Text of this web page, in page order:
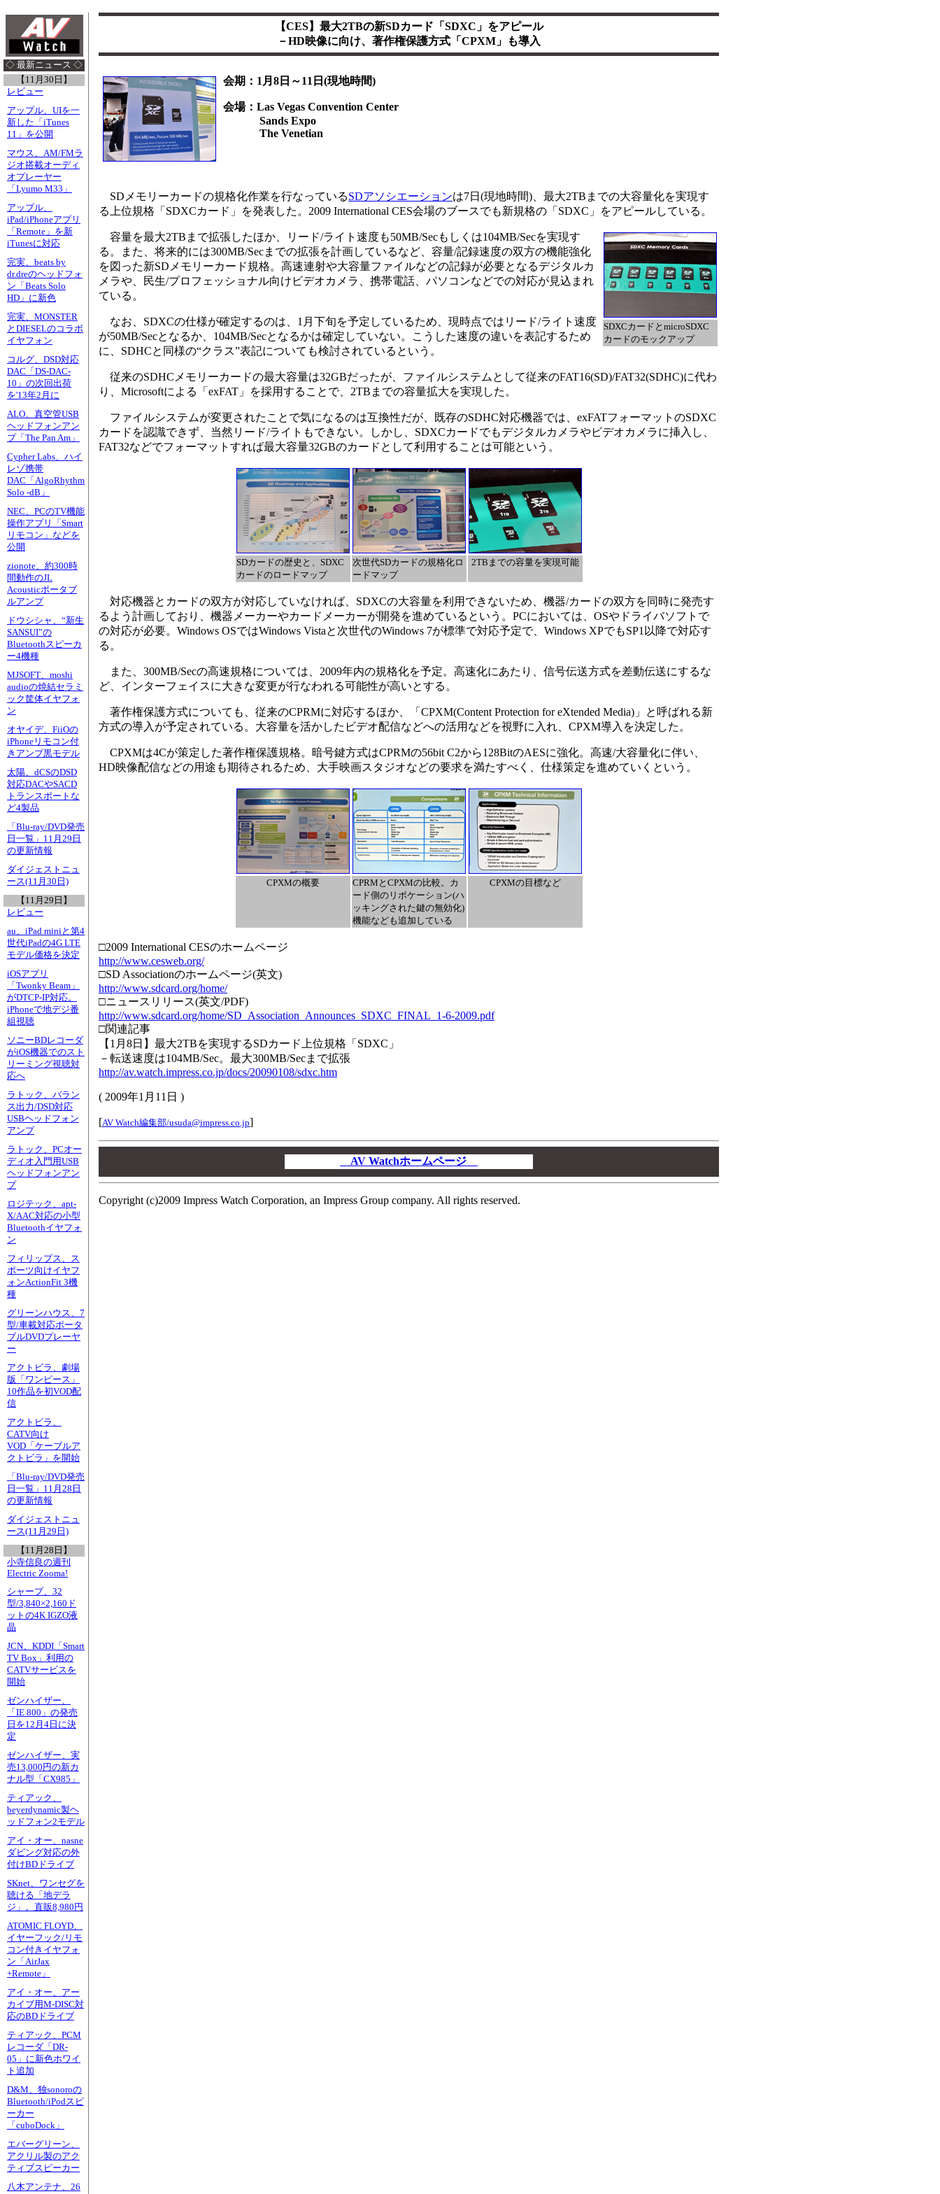
◇ 最新ニュース ◇
【11月30日】
レビュー
アップル、UIを一
新した「iTunes
11」を公開
マウス、AM/FMラ
ジオ搭載オーディ
オプレーヤー
「Lyumo M33」
アップル、
iPad/iPhoneアプリ
「Remote」を新
iTunesに対応
完実、beats by
dr.dreのヘッドフォ
ン「Beats Solo
HD」に新色
完実、MONSTER
とDIESELのコラボ
イヤフォン
コルグ、DSD対応
DAC「DS-DAC-
10」の次回出荷
を'13年2月に
ALO、真空管USB
ヘッドフォンアン
プ「The Pan Am」
Cypher Labs、ハイ
レゾ携帯
DAC「AlgoRhythm
Solo -dB」
NEC、PCのTV機能
操作アプリ「Smart
リモコン」などを
公開
zionote、約300時
間動作のJL
Acousticポータブ
ルアンプ
ドウシシャ、“新生
SANSUI”の
Bluetoothスピーカ
ー4機種
MJSOFT、moshi
audioの焼結セラミ
ック筐体イヤフォ
ン
オヤイデ、FiiOの
iPhoneリモコン付
きアンプ黒モデル
太陽、dCSのDSD
対応DACやSACD
トランスポートな
ど4製品
「Blu-ray/DVD発売
日一覧」11月29日
の更新情報
ダイジェストニュ
ース(11月30日)
【11月29日】
レビュー
au、iPad miniと第4
世代iPadの4G LTE
モデル価格を決定
iOSアプリ
「Twonky Beam」
がDTCP-IP対応。
iPhoneで地デジ番
組視聴
ソニーBDレコーダ
がiOS機器でのスト
リーミング視聴対
応へ
ラトック、バラン
ス出力/DSD対応
USBヘッドフォン
アンプ
ラトック、PCオー
ディオ入門用USB
ヘッドフォンアン
プ
ロジテック、apt-
X/AAC対応の小型
Bluetoothイヤフォ
ン
フィリップス、ス
ポーツ向けイヤフ
ォンActionFit 3機
種
グリーンハウス、7
型/車載対応ポータ
ブルDVDプレーヤ
ー
アクトビラ、劇場
版「ワンピース」
10作品を初VOD配
信
アクトビラ、
CATV向け
VOD「ケーブルア
クトビラ」を開始
「Blu-ray/DVD発売
日一覧」11月28日
の更新情報
ダイジェストニュ
ース(11月29日)
【11月28日】
小寺信良の週刊
Electric Zooma!
シャープ、32
型/3,840×2,160ド
ットの4K IGZO液
晶
JCN、KDDI「Smart
TV Box」利用の
CATVサービスを
開始
ゼンハイザー、
「IE 800」の発売
日を12月4日に決
定
ゼンハイザー、実
売13,000円の新カ
ナル型「CX985」
ティアック、
beyerdynamic製ヘ
ッドフォン2モデル
アイ・オー、nasne
ダビング対応の外
付けBDドライブ
SKnet、ワンセグを
聴ける「地デラ
ジ」。直販8,980円
ATOMIC FLOYD、
イヤーフック/リモ
コン付きイヤフォ
ン「AirJax
+Remote」
アイ・オー、アー
カイブ用M-DISC対
応のBDドライブ
ティアック、PCM
レコーダ「DR-
05」に新色ホワイ
ト追加
D&M、独sonoroの
Bluetooth/iPodスピ
ーカー
「cuboDock」
エバーグリーン、
アクリル製のアク
ティブスピーカー
八木アンテナ、26
【CES】最大2TBの新SDカード「SDXC」をアピール
－HD映像に向け、著作権保護方式「CPXM」も導入
会期：1月8日～11日(現地時間)
会場：Las Vegas Convention Center
Sands Expo
The Venetian
SDメモリーカードの規格化作業を行なっているSDアソシエーションは7日(現地時間)、最大2TBまでの大容量化を実現す
る上位規格「SDXCカード」を発表した。2009 International CES会場のブースでも新規格の「SDXC」をアピールしている。
SDXCカードとmicroSDXC
カードのモックアップ
容量を最大2TBまで拡張したほか、リード/ライト速度も50MB/Secもしくは104MB/Secを実現す
る。また、将来的には300MB/Secまでの拡張を計画しているなど、容量/記録速度の双方の機能強化
を図った新SDメモリーカード規格。高速連射や大容量ファイルなどの記録が必要となるデジタルカ
メラや、民生/プロフェッショナル向けビデオカメラ、携帯電話、パソコンなどでの対応が見込まれ
ている。
なお、SDXCの仕様が確定するのは、1月下旬を予定しているため、現時点ではリード/ライト速度
が50MB/Secとなるか、104MB/Secとなるかは確定していない。こうした速度の違いを表記するため
に、SDHCと同様の“クラス”表記についても検討されているという。
従来のSDHCメモリーカードの最大容量は32GBだったが、ファイルシステムとして従来のFAT16(SD)/FAT32(SDHC)に代わ
り、Microsoftによる「exFAT」を採用することで、2TBまでの容量拡大を実現した。
ファイルシステムが変更されたことで気になるのは互換性だが、既存のSDHC対応機器では、exFATフォーマットのSDXC
カードを認識できず、当然リード/ライトもできない。しかし、SDXCカードでもデジタルカメラやビデオカメラに挿入し、
FAT32などでフォーマットすれば最大容量32GBのカードとして利用することは可能という。
SDカードの歴史と、SDXC
カードのロードマップ
次世代SDカードの規格化ロ
ードマップ
2TBまでの容量を実現可能
対応機器とカードの双方が対応していなければ、SDXCの大容量を利用できないため、機器/カードの双方を同時に発売す
るよう計画しており、機器メーカーやカードメーカーが開発を進めているという。PCにおいては、OSやドライバソフトで
の対応が必要。Windows OSではWindows Vistaと次世代のWindows 7が標準で対応予定で、Windows XPでもSP1以降で対応す
る。
また、300MB/Secの高速規格については、2009年内の規格化を予定。高速化にあたり、信号伝送方式を差動伝送にするな
ど、インターフェイスに大きな変更が行なわれる可能性が高いとする。
著作権保護方式についても、従来のCPRMに対応するほか、「CPXM(Content Protection for eXtended Media)」と呼ばれる新
方式の導入が予定されている。大容量を活かしたビデオ配信などへの活用などを視野に入れ、CPXM導入を決定した。
CPXMは4Cが策定した著作権保護規格。暗号鍵方式はCPRMの56bit C2から128BitのAESに強化。高速/大容量化に伴い、
HD映像配信などの用途も期待されるため、大手映画スタジオなどの要求を満たすべく、仕様策定を進めていくという。
CPXMの概要
CPRMとCPXMの比較。カ
ード側のリボケーション(ハ
ッキングされた鍵の無効化)
機能なども追加している
CPXMの目標など
□2009 International CESのホームページ
http://www.cesweb.org/
□SD Associationのホームページ(英文)
http://www.sdcard.org/home/
□ニュースリリース(英文/PDF)
http://www.sdcard.org/home/SD_Association_Announces_SDXC_FINAL_1-6-2009.pdf
□関連記事
【1月8日】最大2TBを実現するSDカード上位規格「SDXC」
－転送速度は104MB/Sec。最大300MB/Secまで拡張
http://av.watch.impress.co.jp/docs/20090108/sdxc.htm
( 2009年1月11日 )
[AV Watch編集部/usuda@impress.co.jp]
AV Watchホームページ
Copyright (c)2009 Impress Watch Corporation, an Impress Group company. All rights reserved.